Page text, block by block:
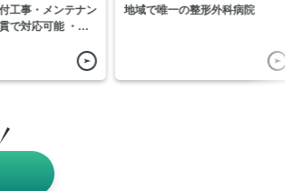
工事・メンテナン
で対応可能 ・優
地域で唯一の整形外科病院